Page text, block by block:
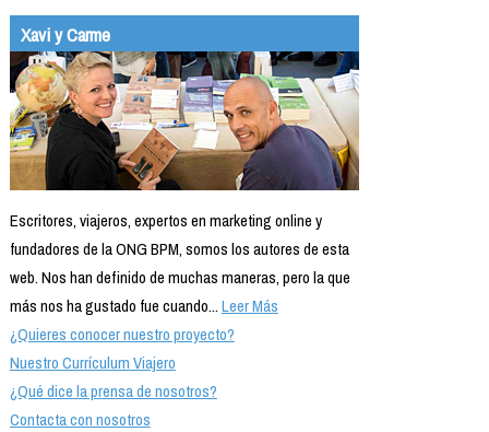
Info viajeros
Contactar
Xavi y Carme
Escritores, viajeros, expertos en marketing online y
fundadores de la ONG BPM, somos los autores de esta
web. Nos han definido de muchas maneras, pero la que
más nos ha gustado fue cuando...Leer Más
¿Quieres conocer nuestro proyecto?
Nuestro Currículum Viajero
¿Qué dice la prensa de nosotros?
Contacta con nosotros